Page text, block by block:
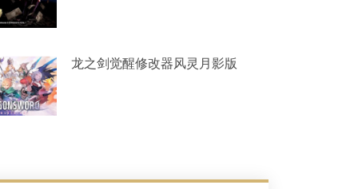
龙之剑觉醒修改器风灵月影版